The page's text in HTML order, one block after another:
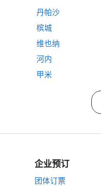
丹帕沙
槟城
维也纳
河内
甲米
企业预订
团体订票